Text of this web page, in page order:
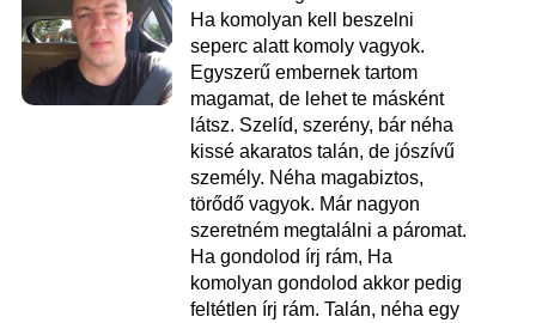
Ha komolyan kell beszelni
seperc alatt komoly vagyok.
Egyszerű embernek tartom
magamat, de lehet te másként
látsz. Szelíd, szerény, bár néha
kissé akaratos talán, de jószívű
személy. Néha magabiztos,
törődő vagyok. Már nagyon
szeretném megtalálni a páromat.
Ha gondolod írj rám, Ha
komolyan gondolod akkor pedig
feltétlen írj rám. Talán, néha egy